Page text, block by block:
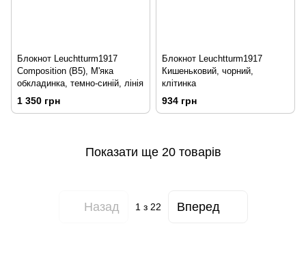
Блокнот Leuchtturm1917
Composition (B5), М'яка
обкладинка, темно-синій, лінія
1 350 грн
Блокнот Leuchtturm1917
Кишеньковий, чорний,
клітинка
934 грн
Показати ще 20 товарів
Назад 1 з 22 Вперед